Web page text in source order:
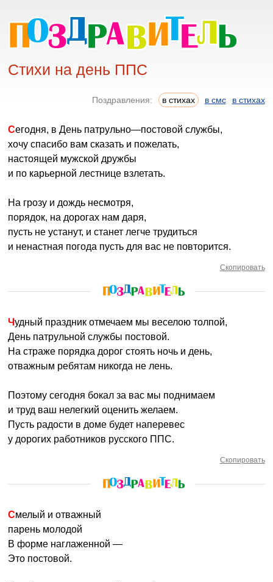
Стихи на день ППС
Поздравления: в стихах в смс в стихах
Сегодня, в День патрульно—постовой службы,
хочу спасибо вам сказать и пожелать,
настоящей мужской дружбы
и по карьерной лестнице взлетать.
На грозу и дождь несмотря,
порядок, на дорогах нам даря,
пусть не устанут, и станет легче трудиться
и ненастная погода пусть для вас не повторится.
Скопировать
Чудный праздник отмечаем мы веселою толпой,
День патрульной службы постовой.
На страже порядка дорог стоять ночь и день,
отважным ребятам никогда не лень.
Поэтому сегодня бокал за вас мы поднимаем
и труд ваш нелегкий оценить желаем.
Пусть радости в доме будет наперевес
у дорогих работников русского ППС.
Скопировать
Смелый и отважный
парень молодой
В форме наглаженной —
Это постовой.